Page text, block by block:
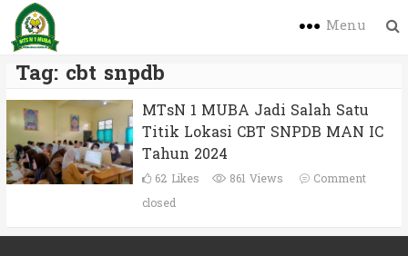
Menu
Tag: cbt snpdb
MTsN 1 MUBA Jadi Salah Satu
Titik Lokasi CBT SNPDB MAN IC
Tahun 2024
62 Likes 861 Views
Comment
closed